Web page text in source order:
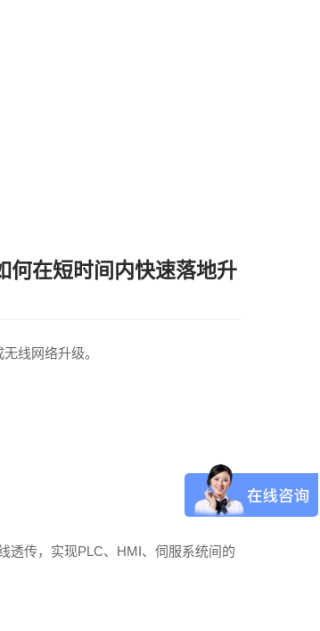
何在短时间内快速落地升
线网络升级。
透传，实现PLC、HMI、伺服系统间的